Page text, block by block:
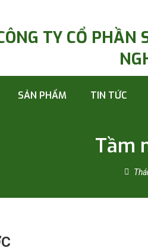
TY CỔ PHẦN
SẢN PHẨM TIN TỨC
Tầm